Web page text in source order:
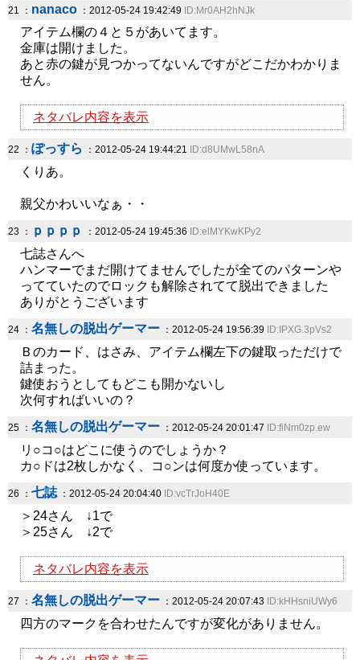
21 ： nanaco ：2012-05-24 19:42:49 ID:Mr0AH2hNJk
アイテム欄の４と５があいてます。
金庫は開けました。
あと赤の鍵が見つかってないんですがどこだかわかりま
せん。
ネタバレ内容を表示
22 ： ぽっすら ：2012-05-24 19:44:21 ID:d8UMwL58nA
くりあ。
親父かわいいなぁ・・
23 ： ｐｐｐｐ ：2012-05-24 19:45:36 ID:elMYKwKPy2
七誌さんへ
ハンマーでまだ開けてませんでしたが全てのパターンや
ってていたのでロックも解除されてて脱出できました
ありがとうございます
24 ： 名無しの脱出ゲーマー ：2012-05-24 19:56:39 ID:IPXG.3pVs2
Ｂのカード、はさみ、アイテム欄左下の鍵取っただけで
詰まった。
鍵使おうとしてもどこも開かないし
次何すればいいの？
25 ： 名無しの脱出ゲーマー ：2012-05-24 20:01:47 ID:fiNm0zp.ew
リ○コ○はどこに使うのでしょうか？
カ○ドは2枚しかなく、コ○ンは何度か使っています。
26 ： 七誌：2012-05-24 20:04:40 ID:vcTrJoH40E
＞24さん ↓1で
＞25さん ↓2で
ネタバレ内容を表示
27 ： 名無しの脱出ゲーマー ：2012-05-24 20:07:43 ID:kHHsniUWy6
四方のマークを合わせたんですが変化がありません。